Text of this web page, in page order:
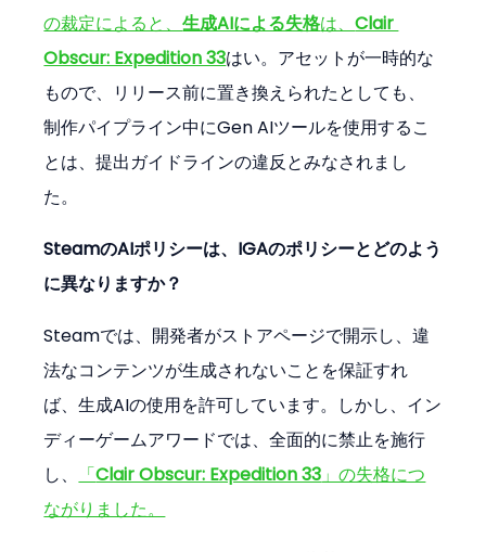
の裁定によると、生成AIによる失格は、Clair
Obscur: Expedition 33はい。アセットが一時的な
もので、リリース前に置き換えられたとしても、
制作パイプライン中にGen AIツールを使用するこ
とは、提出ガイドラインの違反とみなされまし
た。
SteamのAIポリシーは、IGAのポリシーとどのよう
に異なりますか？
Steamでは、開発者がストアページで開示し、違
法なコンテンツが生成されないことを保証すれ
ば、生成AIの使用を許可しています。しかし、イン
ディーゲームアワードでは、全面的に禁止を施行
し、
「Clair Obscur: Expedition 33」の失格につ
ながりました。